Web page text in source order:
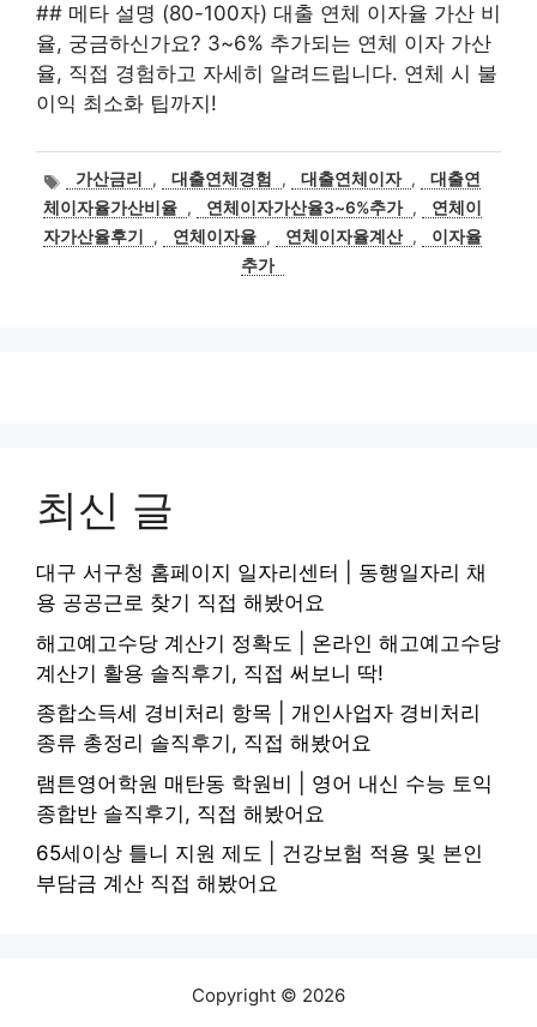
## 메타 설명 (80-100자) 대출 연체 이자율 가산 비
율, 궁금하신가요? 3~6% 추가되는 연체 이자 가산
율, 직접 경험하고 자세히 알려드립니다. 연체 시 불
이익 최소화 팁까지!
태
그
가산금리 , 대출연체경험 , 대출연체이자 ,
대출연
체이자율가산비율 , 연체이자가산율3~6%추가 ,
연체이
자가산율후기
, 연체이자율 , 연체이자율계산 ,
이자율
추가
최신 글
대구 서구청 홈페이지 일자리센터 | 동행일자리 채
용 공공근로 찾기 직접 해봤어요
해고예고수당 계산기 정확도 | 온라인 해고예고수당
계산기 활용 솔직후기, 직접 써보니 딱!
종합소득세 경비처리 항목 | 개인사업자 경비처리
종류 총정리 솔직후기, 직접 해봤어요
램튼영어학원 매탄동 학원비 | 영어 내신 수능 토익
종합반 솔직후기, 직접 해봤어요
65세이상 틀니 지원 제도 | 건강보험 적용 및 본인
부담금 계산 직접 해봤어요
Copyright © 2026